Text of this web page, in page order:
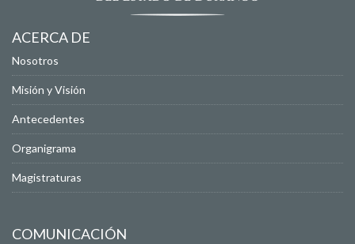
ACERCA DE
Nosotros
Misión y Visión
Antecedentes
Organigrama
Magistraturas
COMUNICACIÓN